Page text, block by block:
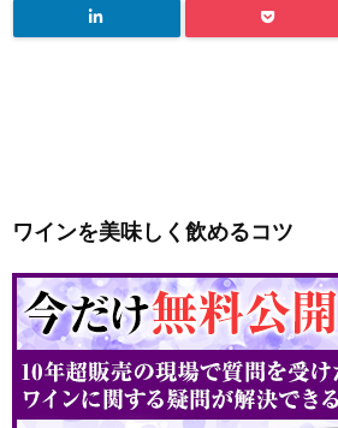
ワインを美味しく飲めるコツ